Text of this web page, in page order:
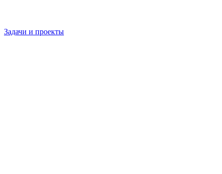
Задачи и проекты